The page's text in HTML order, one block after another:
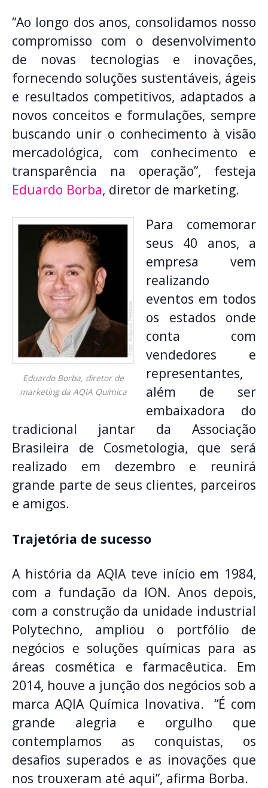
“Ao longo dos anos, consolidamos nosso
compromisso com o desenvolvimento
de novas tecnologias e inovações,
fornecendo soluções sustentáveis, ágeis
e resultados competitivos, adaptados a
novos conceitos e formulações, sempre
buscando unir o conhecimento à visão
mercadológica, com conhecimento e
transparência na operação”, festeja
Eduardo Borba, diretor de marketing.
Eduardo Borba, diretor de
marketing da AQIA Química
Para comemorar
seus 40 anos, a
empresa vem
realizando
eventos em todos
os estados onde
conta com
vendedores e
representantes,
além de ser
embaixadora do
tradicional jantar da Associação
Brasileira de Cosmetologia, que será
realizado em dezembro e reunirá
grande parte de seus clientes, parceiros
e amigos.
Trajetória de sucesso
A história da AQIA teve início em 1984,
com a fundação da ION. Anos depois,
com a construção da unidade industrial
Polytechno, ampliou o portfólio de
negócios e soluções químicas para as
áreas cosmética e farmacêutica. Em
2014, houve a junção dos negócios sob a
marca AQIA Química Inovativa. “É com
grande alegria e orgulho que
contemplamos as conquistas, os
desafios superados e as inovações que
nos trouxeram até aqui”, afirma Borba.